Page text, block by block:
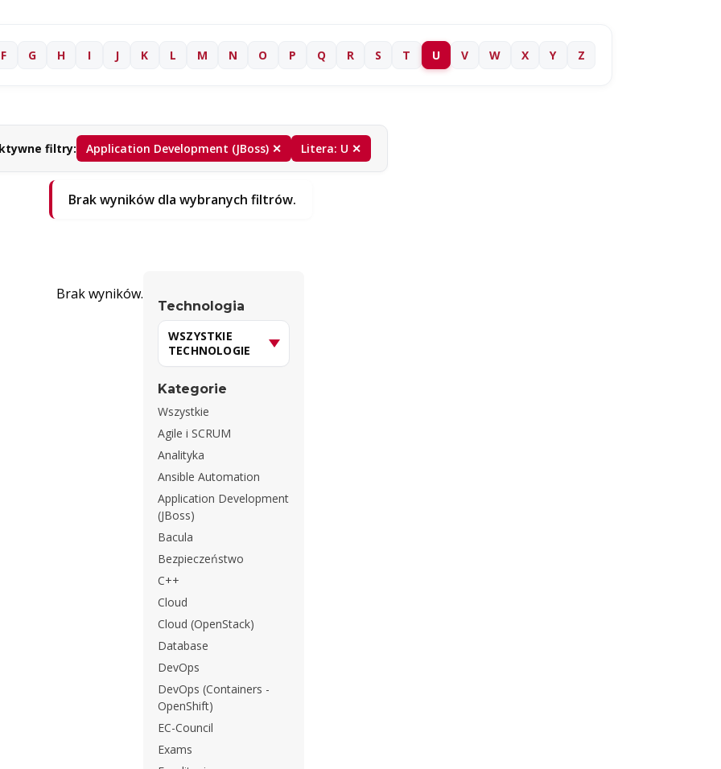
F G H I J K L M N O P Q R S T U V W X Y Z
filtry: Application Development (JBoss) ✕ Litera: U ✕
Brak wyników dla wybranych filtrów.
Brak wyników.
Technologia
Kategorie
Wszystkie
Agile i SCRUM
Analityka
Ansible Automation
Application Development
(JBoss)
Bacula
Bezpieczeństwo
C++
Cloud
Cloud (OpenStack)
Database
DevOps
DevOps (Containers -
OpenShift)
EC-Council
Exams